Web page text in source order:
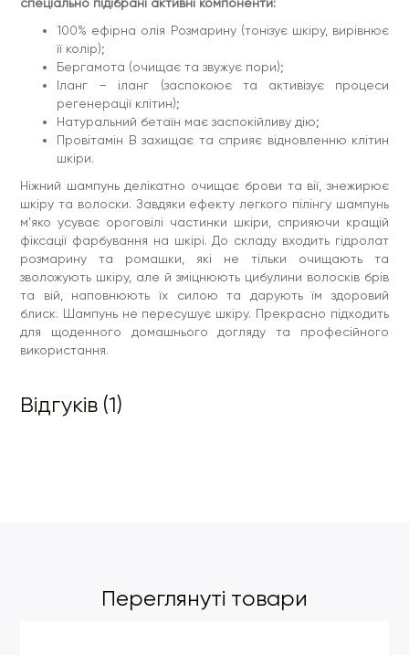
100% ефірна олія Розмарину (тонізує шкіру, вирівнює
її колір);
Бергамота (очищає та звужує пори);
Іланг – іланг (заспокоює та активізує процеси
регенерації клітин);
Натуральний бетаїн має заспокійливу дію;
Провітамін B захищає та сприяє відновленню клітин
шкіри.
Ніжний шампунь делікатно очищає брови та вії, знежирює
шкіру та волоски. Завдяки ефекту легкого пілінгу шампунь
м'яко усуває ороговілі частинки шкіри, сприяючи кращій
фіксації фарбування на шкірі. До складу входить гідролат
розмарину та ромашки, які не тільки очищають та
зволожують шкіру, але й зміцнюють цибулини волосків брів
та вій, наповнюють їх силою та дарують їм здоровий
блиск. Шампунь не пересушує шкіру. Прекрасно підходить
для щоденного домашнього догляду та професійного
використання.
Відгуків (1)
Переглянуті товари